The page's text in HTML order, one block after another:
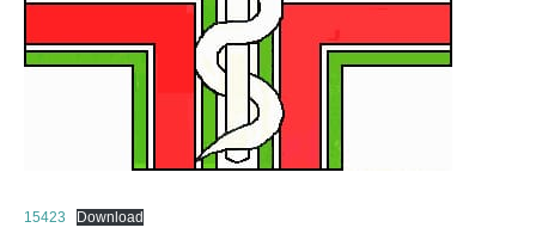
15423 Download